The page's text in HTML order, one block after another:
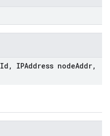
Id , IPAddress nodeAddr,